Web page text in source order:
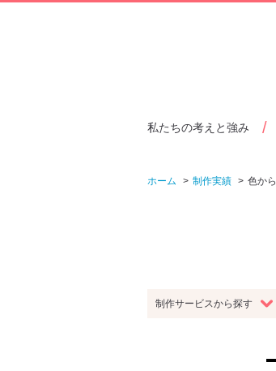
私たちの考えと強み
サービスから
ホーム 制作実績 色か
制作サービスから探す